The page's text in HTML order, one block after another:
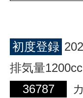
初度登録
排気量
36787